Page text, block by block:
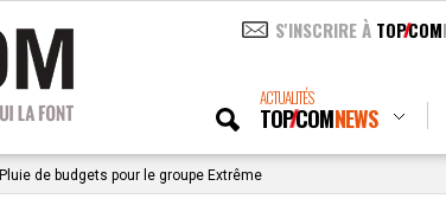
S'INSCRIRE À TOPCOM
ACTUALITÉS
TOPCOMNEWS
Pluie de budgets pour le groupe Extrême